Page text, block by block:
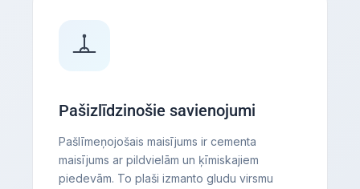
Pašizlīdzinošie savienojumi
Pašlīmeņojošais maisījums ir cementa
maisījums ar pildvielām un ķīmiskajiem
piedevām. To plaši izmanto gludu virsmu